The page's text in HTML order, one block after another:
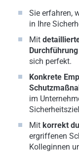
Sie erfahren,
in Ihre
Mit
sich perfekt.
Konkrete
im
Mit korrekt
ergriffenen
Kolleginnen